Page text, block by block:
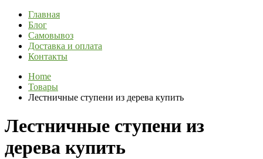
Главная
Блог
Самовывоз
Доставка и оплата
Контакты
Home
Товары
Лестничные ступени из дерева купить
Лестничные ступени из
дерева купить